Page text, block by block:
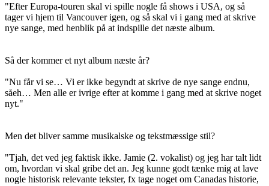
"Efter Europa-touren skal vi spille nogle få shows i USA, og så
tager vi hjem til Vancouver igen, og så skal vi i gang med at skrive
nye sange, med henblik på at indspille det næste album.
Så der kommer et nyt album næste år?
"Nu får vi se… Vi er ikke begyndt at skrive de nye sange endnu,
såeh… Men alle er ivrige efter at komme i gang med at skrive noget
nyt."
Men det bliver samme musikalske og tekstmæssige stil?
"Tjah, det ved jeg faktisk ikke. Jamie (2. vokalist) og jeg har talt lidt
om, hvordan vi skal gribe det an. Jeg kunne godt tænke mig at lave
nogle historisk relevante tekster, fx tage noget om Canadas historie,